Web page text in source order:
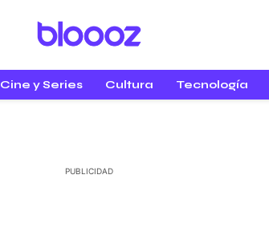
Cine y Series Cultura Tecnología